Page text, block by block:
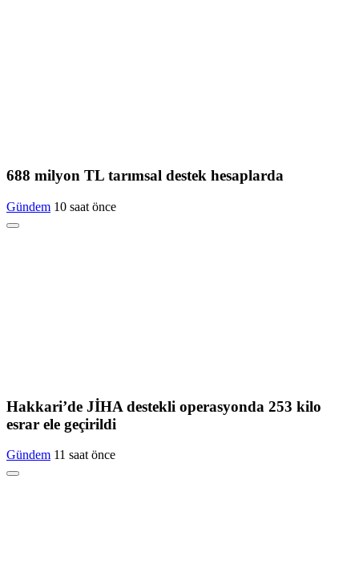
688 milyon TL tarımsal destek hesaplarda
Gündem 10 saat önce
Hakkari’de JİHA destekli operasyonda 253 kilo
esrar ele geçirildi
Gündem 11 saat önce